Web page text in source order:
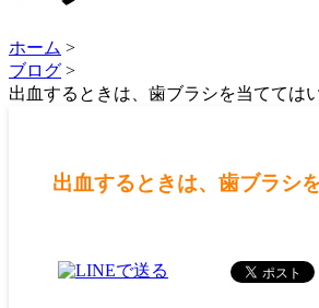
ホーム >
ブログ >
出血するときは、歯ブラシを当てては
出血するときは、歯ブラシ